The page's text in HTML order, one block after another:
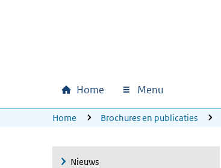
Hoofdnavigatie
Home Menu
U bevindt zich hier:
Home Brochures en publicaties
Nieuws